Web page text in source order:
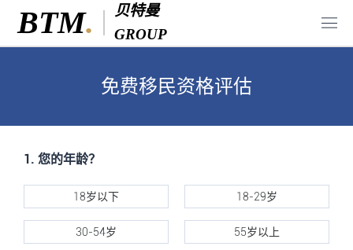
贝特曼咨询
BTM.
贝特曼
GROUP
免费移民资格评估
1. 您的年龄？
18岁以下 18-29岁
30-54岁 55岁以上